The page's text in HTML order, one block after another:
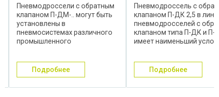
Пневмодроссель с обратным
клапаном П-ДК 2,5 в линейке
пневмодросселей с обратным
клапаном типа П-ДК и П-ДМ
имеет наименьший условный
сжатого воздуха в одном
направлении и обеспечивает
подробнее
глушителем типа П-ДГ-..
выполняют двойную
функцию: первая-
расход сжатого воздуха,
вторая-снижают уровень
атмосферу. С этой целью
пневмодроссель П-ДГ
подробнее